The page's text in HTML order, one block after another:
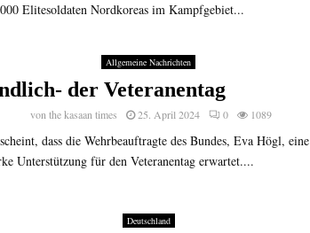
Elitesoldaten Nordkoreas im Kampfgebiet...
Allgemeine Nachrichten
der Veteranentag
vonthe kasaan times 25. April 2024 0 1089
dass die Wehrbeauftragte des Bundes, Eva Högl, eine
Unterstützung für den Veteranentag erwartet....
Deutschland